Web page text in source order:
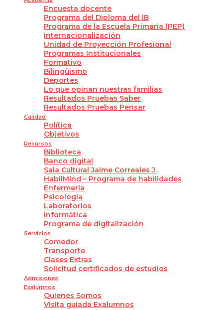
Encuesta docente
Programa del Diploma del IB
Programa de la Escuela Primaria (PEP)
Internacionalización
Unidad de Proyección Profesional
Programas Institucionales
Formativo
Bilingüismo
Deportes
Lo que opinan nuestras familias
Resultados Pruebas Saber
Resultados Pruebas Pensar
Calidad
Política
Objetivos
Recursos
Biblioteca
Banco digital
Sala Cultural Jaime Correales J.
HabilMind – Programa de habilidades
Enfermería
Psicología
Laboratorios
Informática
Programa de digitalización
Servicios
Comedor
Transporte
Clases Extras
Solicitud certificados de estudios
Admisiones
Exalumnos
Quienes Somos
Visita guiada Exalumnos